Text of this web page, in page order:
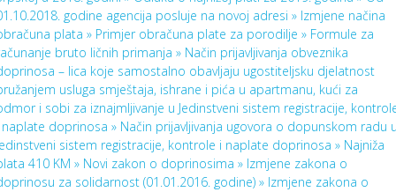
godine agencija posluje na novoj adresi » Izmjene načina
plata » Primjer obračuna plate za porodilje » Formule za
bruto ličnih primanja » Način prijavljivanja obveznika
– lica koje samostalno obavljaju ugostiteljsku djelatnost
usluga smještaja, ishrane i pića u apartmanu, kući za
i sobi za iznajmljivanje u Jedinstveni sistem registracije,
doprinosa » Način prijavljivanja ugovora o dopunskom radu
sistem registracije, kontrole i naplate doprinosa » Najniža
410 KM » Novi zakon o doprinosima » Izmjene zakona o
za solidarnost (01.01.2016. godine) » Izmjene zakona o